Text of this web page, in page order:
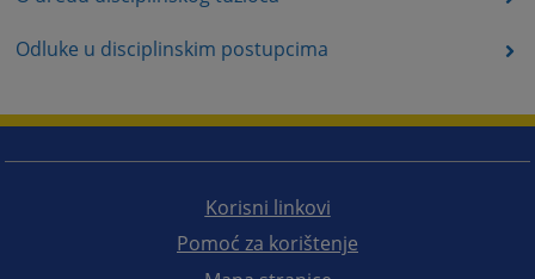
Odluke u disciplinskim postupcima
Korisni linkovi
Pomoć za korištenje